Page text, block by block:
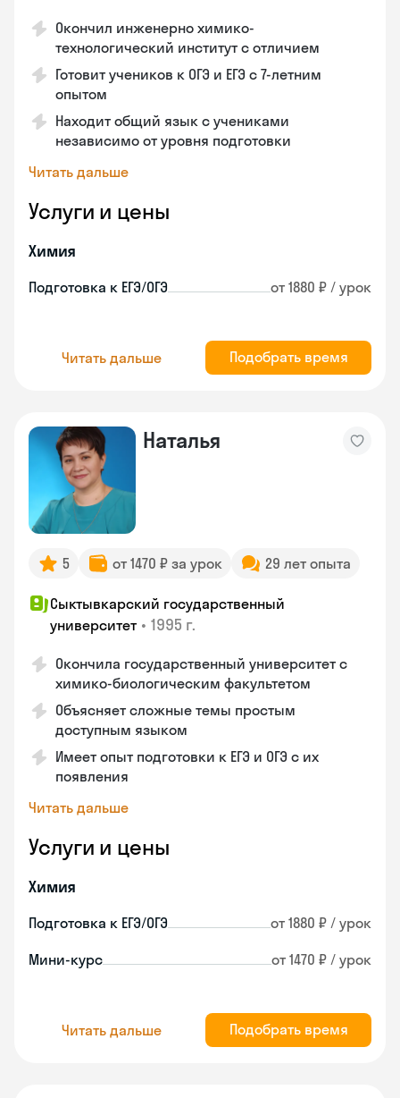
Окончил инженерно химико-
технологический институт с отличием
Готовит учеников к ОГЭ и ЕГЭ с 7-летним
опытом
Находит общий язык с учениками
независимо от уровня подготовки
Читать дальше
Услуги и цены
Химия
Подготовка к ЕГЭ/ОГЭ от 1880 ₽ / урок
Читать дальше Подобрать время
Наталья
5 от 1470 ₽ за урок 29 лет опыта
Сыктывкарский государственный
университет • 1995 г.
Окончила государственный университет с
химико-биологическим факультетом
Объясняет сложные темы простым
доступным языком
Имеет опыт подготовки к ЕГЭ и ОГЭ с их
появления
Читать дальше
Услуги и цены
Химия
Подготовка к ЕГЭ/ОГЭ от 1880 ₽ / урок
Мини-курс от 1470 ₽ / урок
Читать дальше Подобрать время